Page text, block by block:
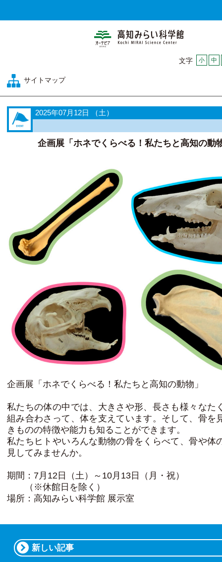
高知みらい科
文字 小 中
サイトマップ
2025年07月12日 （土）
企画展「ホネでくらべる！私たちと高知の動
企画展「ホネでくらべる！私たちと高知の動物」
私たちの体の中では、大きさや形、長さも様々なた
組み合わさって、体を支えています。そして、骨を
きものの特徴や能力も知ることができます。
私たちヒトやいろんな動物の骨をくらべて、骨や体
見してみませんか。
期間：7月12日（土）～10月13日（月・祝）
（※休館日を除く）
場所：高知みらい科学館 展示室
新しい記事